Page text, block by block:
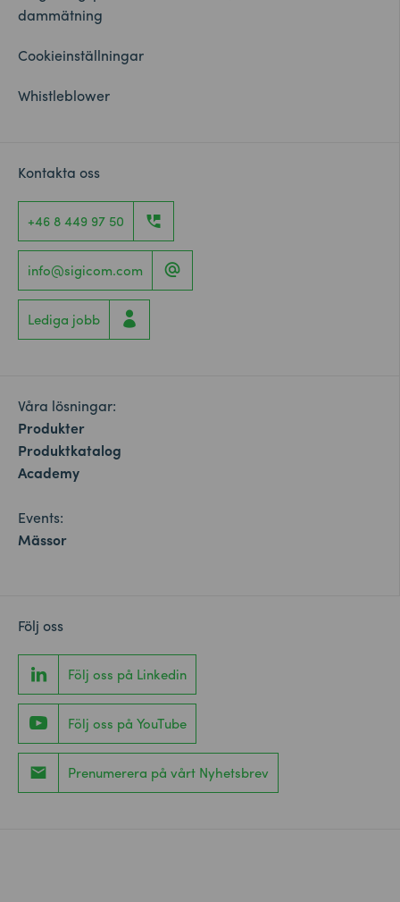
dammätning
Cookieinställningar
Whistleblower
Kontakta oss
+46 8 449 97 50
info@sigicom.com
Lediga jobb
Våra lösningar:
Produkter
Produktkatalog
Academy
Events:
Mässor
Följ oss
Följ oss på Linkedin
Följ oss på YouTube
Prenumerera på vårt Nyhetsbrev